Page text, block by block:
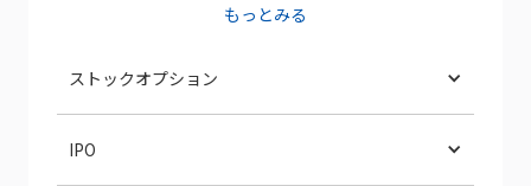
もっとみる
ストックオプション
IPO